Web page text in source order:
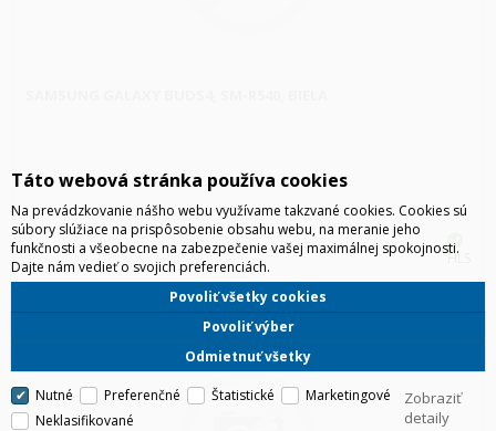
HLS
Táto webová stránka používa cookies
Na prevádzkovanie nášho webu využívame takzvané cookies. Cookies sú
súbory slúžiace na prispôsobenie obsahu webu, na meranie jeho
funkčnosti a všeobecne na zabezpečenie vašej maximálnej spokojnosti.
Dajte nám vedieť o svojich preferenciách.
Odmietnuť všetky
Povoliť výber
Povoliť všetky cookies
Nutné Preferenčné Štatistické
Marketingové
Neklasifikované
Zobraziť
detaily